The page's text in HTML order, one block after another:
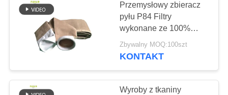
AKTUALNOŚCI
POPROSIĆ
WYCENĘ
Worek filtra cieczy
244
Przemysłowy zbieracz
pyłu P84 Filtry
wykonane ze 100%
włókien P84 o wysokiej
przepuszczalności
Zbywalny MOQ:100szt
KONTAKT
Wyroby z tkaniny